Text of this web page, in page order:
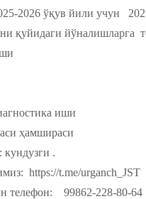
2026 ўқув йили учун
қуйидаги йўналишларга
иши
ҳамшираси
.
https://t.me/
99862-228-80-64